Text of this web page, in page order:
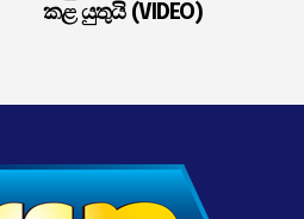
කළ යුතුයි (VIDEO)